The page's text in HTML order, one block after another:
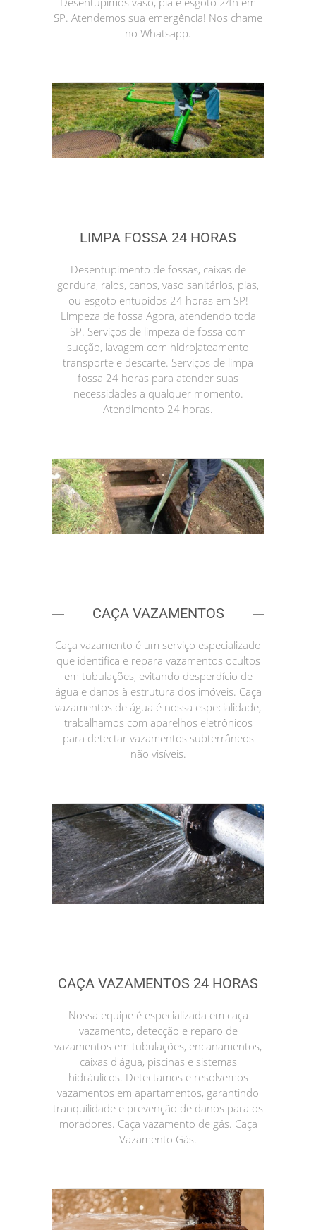
SP. Atendemos sua emergência! Nos chame
no Whatsapp.
LIMPA FOSSA 24 HORAS
Desentupimento de fossas, caixas de
gordura, ralos, canos, vaso sanitários, pias,
ou esgoto entupidos 24 horas em SP!
Limpeza de fossa Agora, atendendo toda
SP. Serviços de limpeza de fossa com
sucção, lavagem com hidrojateamento
transporte e descarte. Serviços de limpa
fossa 24 horas para atender suas
necessidades a qualquer momento.
Atendimento 24 horas.
CAÇA VAZAMENTOS
Caça vazamento é um serviço especializado
que identifica e repara vazamentos ocultos
em tubulações, evitando desperdício de
água e danos à estrutura dos imóveis. Caça
vazamentos de água é nossa especialidade,
trabalhamos com aparelhos eletrônicos
para detectar vazamentos subterrâneos
não visíveis.
CAÇA VAZAMENTOS 24 HORAS
Nossa equipe é especializada em caça
vazamento, detecção e reparo de
vazamentos em tubulações, encanamentos,
caixas d'água, piscinas e sistemas
hidráulicos. Detectamos e resolvemos
vazamentos em apartamentos, garantindo
tranquilidade e prevenção de danos para os
moradores. Caça vazamento de gás. Caça
Vazamento Gás.